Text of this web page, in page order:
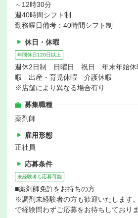
～12時30分
週40時間シフト制
勤務曜日備考：40時間シフト制
休日・休暇
年間休日120日以上
週休2日制 日曜日 祝日 年末年始
暇 出産・育児休暇 介護休暇
※店舗により異なる場合有り
募集職種
薬剤師
雇用形態
正社員
応募条件
未経験者も応募可能
■薬剤師免許をお持ちの方
※調剤未経験者の方も歓迎いたします
で経験問わずご応募をお待ちしておりま